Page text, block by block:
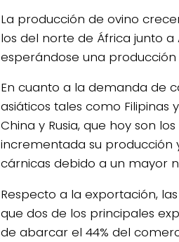
La producción de ovino
los del norte de África junto
esperándose una producción
En cuanto a la demanda de
asiáticos tales como Filipinas
China y Rusia, que hoy son
incrementada su producción
cárnicas debido a un mayor
Respecto a la exportación,
que dos de los principales
de abarcar el 44% del